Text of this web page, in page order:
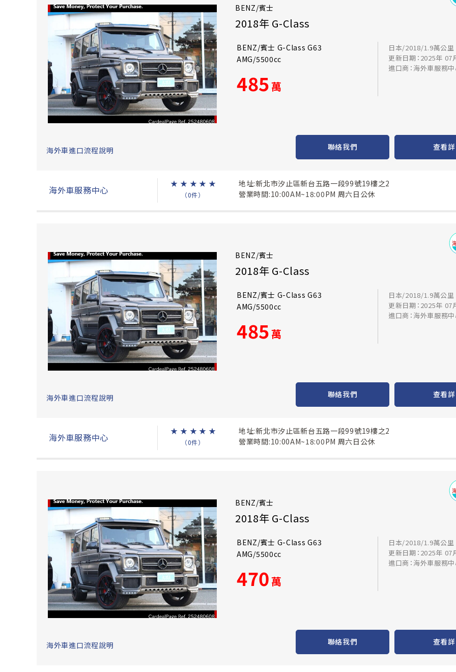
BENZ/賓士
2018年 G-Class
BENZ/賓士 G-Class G63
AMG/5500cc
485萬
日本/2018/1.9萬公里
更新日期：2025年 07
進口商：海外車服務
海外車進口流程說明 聯絡我們 查看
海外車服務中心
★ ★ ★ ★ ★
（0件）
地址:新北市汐止區新台五路一段99號19樓之2
營業時間:10:00AM~18:00PM 周六日公休
BENZ/賓士
2018年 G-Class
BENZ/賓士 G-Class G63
AMG/5500cc
485萬
日本/2018/1.9萬公里
更新日期：2025年 07
進口商：海外車服務
海外車進口流程說明 聯絡我們 查看
海外車服務中心
★ ★ ★ ★ ★
（0件）
地址:新北市汐止區新台五路一段99號19樓之2
營業時間:10:00AM~18:00PM 周六日公休
BENZ/賓士
2018年 G-Class
BENZ/賓士 G-Class G63
AMG/5500cc
470萬
日本/2018/1.9萬公里
更新日期：2025年 07
進口商：海外車服務
海外車進口流程說明 聯絡我們 查看